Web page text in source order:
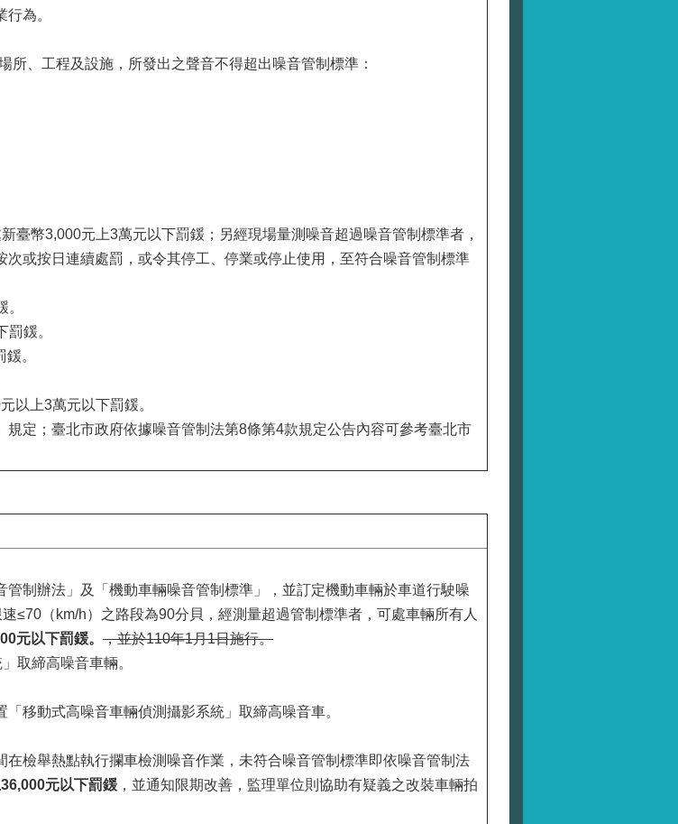
為。
、工程及設施，所發出之聲音不得超出噪音管制標準：
幣3,000元上3萬元以下罰鍰；另經現場量測噪音超過噪音管制標準者，
或按日連續處罰，或令其停工、停業或停止使用，至符合噪音管制標準
鍰。
。
以上3萬元以下罰鍰。
定；臺北市政府依據噪音管制法第8條第4款規定公告內容可參考臺北市
制辦法」及「機動車輛噪音管制標準」，並訂定機動車輛於車道行駛噪
≤70（km/h）之路段為90分貝，經測量超過管制標準者，可處車輛所有人
元以下罰鍰。 ，並於110年1月1日施行。
取締高噪音車輛。
移動式高噪音車輛偵測攝影系統」取締高噪音車。
檢舉熱點執行攔車檢測噪音作業，未符合噪音管制標準即依噪音管制法
元以下罰鍰 ，並通知限期改善，監理單位則協助有疑義之改裝車輛拍